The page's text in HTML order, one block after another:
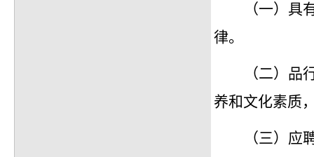
（一）
律。
（二）
养和文化素质
（三）应